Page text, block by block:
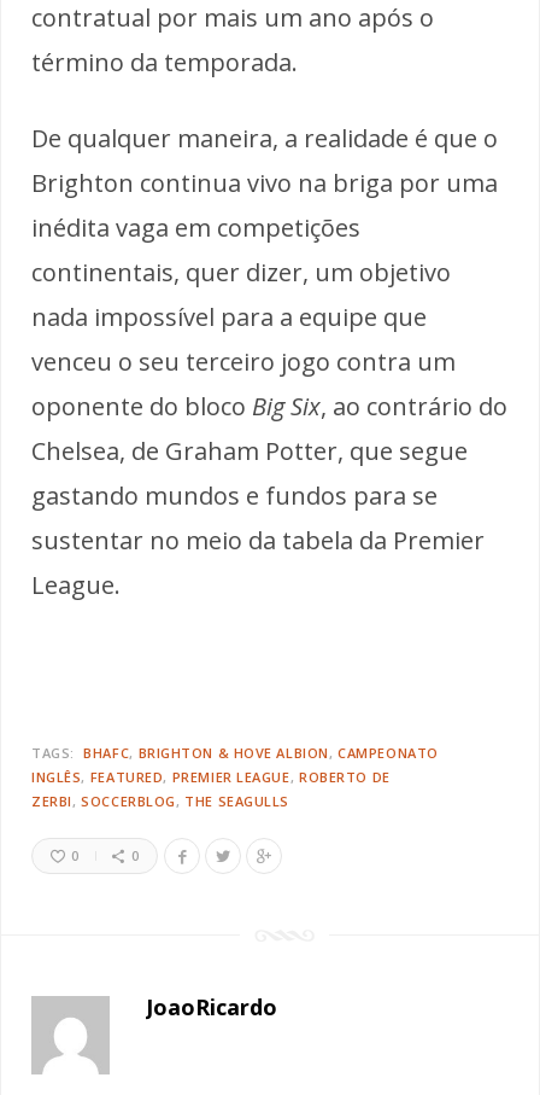
contratual por mais um ano após o
término da temporada.
De qualquer maneira, a realidade é que o
Brighton continua vivo na briga por uma
inédita vaga em competições
continentais, quer dizer, um objetivo
nada impossível para a equipe que
venceu o seu terceiro jogo contra um
oponente do bloco Big Six, ao contrário do
Chelsea, de Graham Potter, que segue
gastando mundos e fundos para se
sustentar no meio da tabela da Premier
League.
TAGS: BHAFC BRIGHTON & HOVE ALBION
CAMPEONATO
INGLÊS FEATURED PREMIER LEAGUE ROBERTO DE
ZERBI
SOCCERBLOG THE SEAGULLS
0 0
JoaoRicardo